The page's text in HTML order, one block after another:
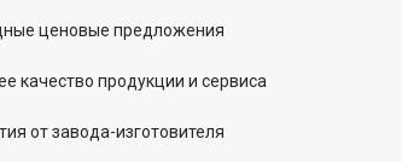
ценовые предложения
качество продукции и сервиса
от завода-изготовителя